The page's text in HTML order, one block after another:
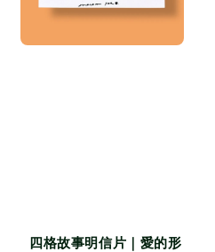
四格故事明信片｜愛的形